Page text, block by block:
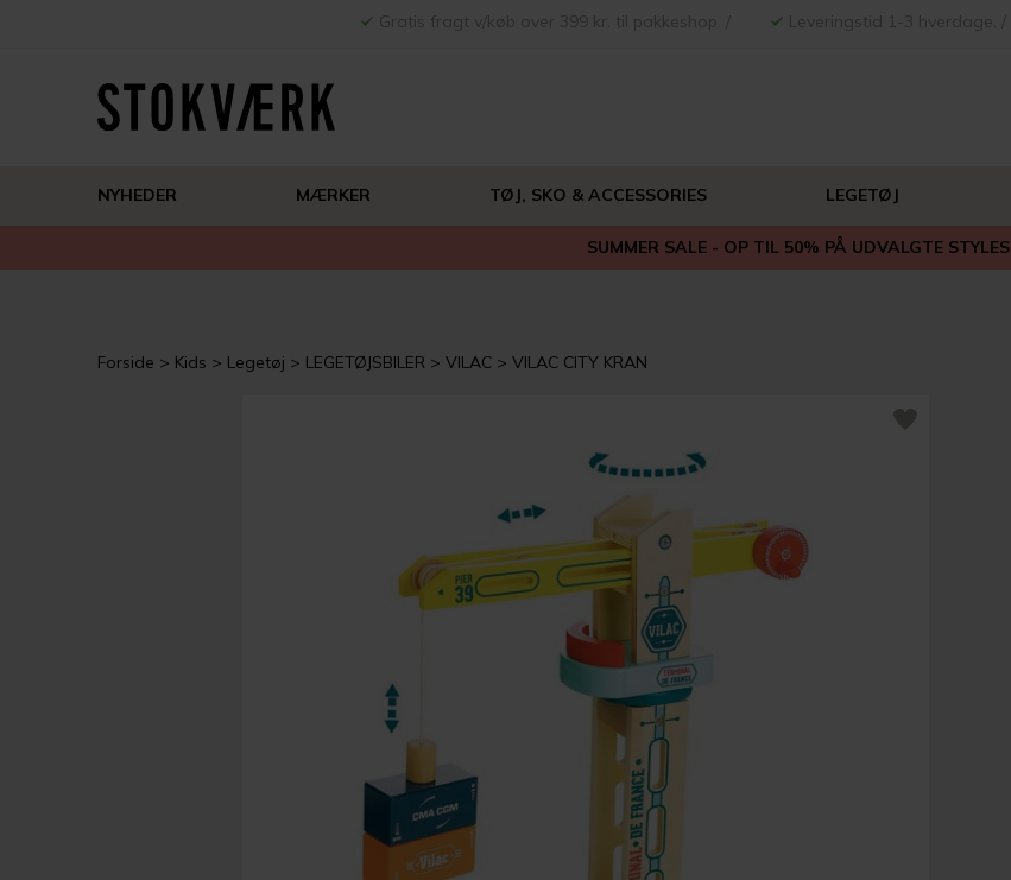
NYHEDER MÆRKER TØJ, SKO & ACCESSORIES LEGETØJ
SUMMER SALE - OP TIL 50% PÅ UDVALGTE STYLES
Forside Kids Legetøj LEGETØJSBILER VILAC VILAC CITY KRAN